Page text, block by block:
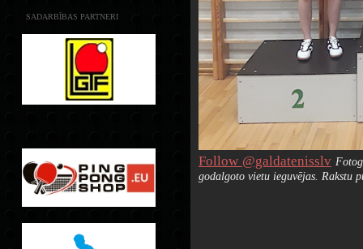
SADARBĪBAS PARTNERI
Follow @galdatenisslv
godalgoto vietu ieguvējas. Rakstu